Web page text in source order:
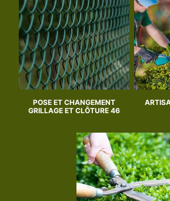
POSE ET CHANGEMENT
GRILLAGE ET CLÔTURE 46